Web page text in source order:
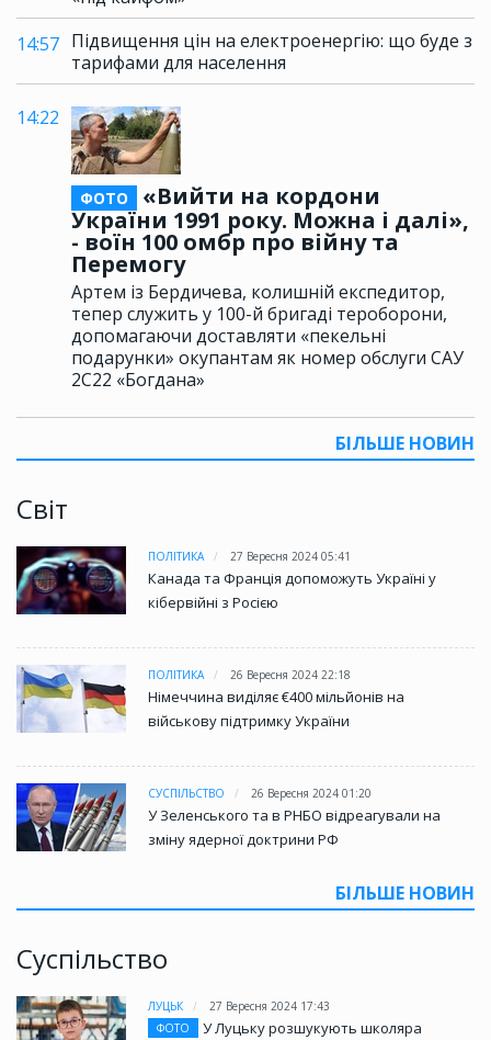
14:57 Підвищення цін на електроенергію: що буде з
тарифами для населення
14:22
ФОТО
«Вийти на кордони
України 1991 року. Можна і далі»,
- воїн 100 омбр про війну та
Перемогу
Артем із Бердичева, колишній експедитор,
тепер служить у 100-й бригаді тероборони,
допомагаючи доставляти «пекельні
подарунки» окупантам як номер обслуги САУ
2С22 «Богдана»
БІЛЬШЕ НОВИН
Світ
ПОЛІТИКА 27 Вересня 2024 05:41
Канада та Франція допоможуть Україні у
кібервійні з Росією
ПОЛІТИКА 26 Вересня 2024 22:18
Німеччина виділяє €400 мільйонів на
військову підтримку України
СУСПІЛЬСТВО 26 Вересня 2024 01:20
У Зеленського та в РНБО відреагували на
зміну ядерної доктрини РФ
БІЛЬШЕ НОВИН
Суспільство
ЛУЦЬК
27 Вересня 2024 17:43
ФОТО
У Луцьку розшукують школяра